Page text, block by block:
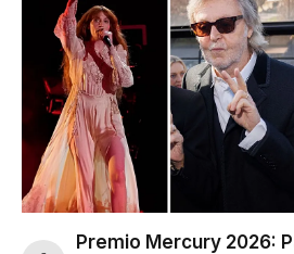
Premio Mercury 2026: